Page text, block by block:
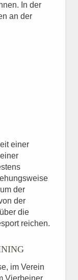
In der
an der
einer
der
der
die
reichen.
im Verein